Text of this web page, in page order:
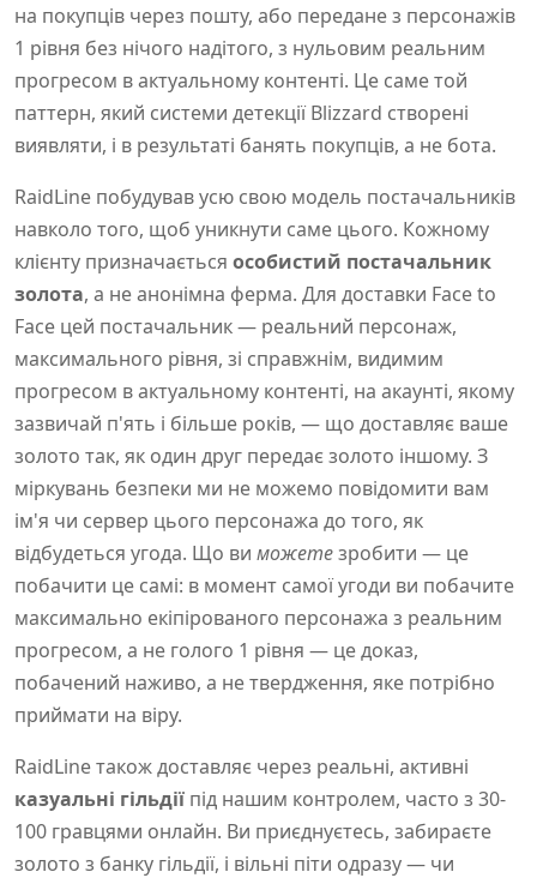
на покупців через пошту, або передане з персонажів
1 рівня без нічого надітого, з нульовим реальним
прогресом в актуальному контенті. Це саме той
паттерн, який системи детекції Blizzard створені
виявляти, і в результаті банять покупців, а не бота.
RaidLine побудував усю свою модель постачальників
навколо того, щоб уникнути саме цього. Кожному
клієнту призначається особистий постачальник
золота, а не анонімна ферма. Для доставки Face to
Face цей постачальник — реальний персонаж,
максимального рівня, зі справжнім, видимим
прогресом в актуальному контенті, на акаунті, якому
зазвичай п'ять і більше років, — що доставляє ваше
золото так, як один друг передає золото іншому. З
міркувань безпеки ми не можемо повідомити вам
ім'я чи сервер цього персонажа до того, як
відбудеться угода. Що ви можетезробити — це
побачити це самі: в момент самої угоди ви побачите
максимально екіпірованого персонажа з реальним
прогресом, а не голого 1 рівня — це доказ,
побачений наживо, а не твердження, яке потрібно
приймати на віру.
RaidLine також доставляє через реальні, активні
казуальні гільдії під нашим контролем, часто з 30-
100 гравцями онлайн. Ви приєднуєтесь, забираєте
золото з банку гільдії, і вільні піти одразу — чи